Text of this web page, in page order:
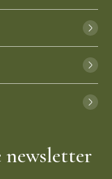
newsletter